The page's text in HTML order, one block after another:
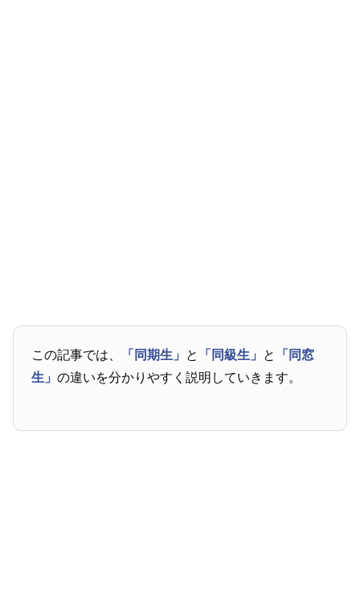
この記事では、 「同期生」 と 「同級生」 と
「同窓
生」の違いを分かりやすく説明していきます。